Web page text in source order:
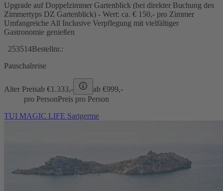
Upgrade auf Doppelzimmer Gartenblick (bei direkter Buchung des
Zimmertyps DZ Gartenblick) - Wert: ca. € 150,- pro Zimmer
Umfangreiche All Inclusive Verpflegung mit vielfältiger
Gastronomie genießen
253514Bestellnr.:
Pauschalreise
Alter Preisab €1.333,- ab €999,-
pro PersonPreis pro Person
TUI MAGIC LIFE Sarigerme